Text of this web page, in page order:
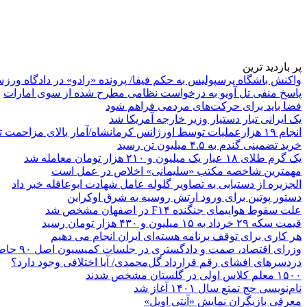
پر بازدید ترین
واکنش باشگاه پرسپولیس به حکم فیفا/ پرونده «رادو» در دادگاه
پاسخ منفی تل آویو به درخواست نظامی مطرح شده از سوی امارات
فضا باید برای حرکت‌های مردمی فراهم شود
یک ایرانی تبار دستیار وزیر خارجه آمریکا شد
انجام ۱۹ هزارعملیات توسط اورژانس کرمانشاه/آمار بالای مزاحمت تلفنی
خرید تضمینی گندم به ۴.۵ میلیون تن رسید
یک گرم طلای ۱۸ عیار یک میلیون و ۲۱۰ هزار تومان معامله شد
مهمترین شاخصه مکتب «سلیمانی» اخلاص در عمل است
الجزیره از دستیابی به تصاویر گلوله عامل شهادت ابوعاقله خبر داد
دستور پوتین برای ورود ارتش روسیه به شرق اوکراین
علت سقوط هواپیمای جنگنده F۱۴ در اصفهان مشخص شد
قیمت سکه ۲۹ خرداد به ۱۵ میلیون و ۴۳۰ هزار تومان رسید
هر کاری برای توقف برنامه هسته‌ای ایران انجام می دهیم
وزرای اقتصاد، صمت و دادگستری در جلسات کمیسیون اصل ۹۰ حاضر می‌شوند
دردسرهای افشای رقم قرارداد گل‌محمدی/ آیا اختلافی وجود دارد؟
۱۵۰۰ معلم کلاس اولی در گلستان مشخص شدند
نام‌نویسی حج تمتع سال ۱۴۰۱ آغاز شد
معرفی بازیگران نمایش «آنتی اویل»